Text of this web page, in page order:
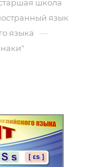
школа
язык
языка —